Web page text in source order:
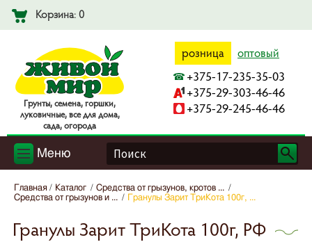
Корзина: 0
Гpyнты, ceмeнa, гopшки,
лyкoвичныe, вce для дoмa,
caдa, oгopoдa
розница оптовый
+375-17-235-35-03
+375-29-303-46-46
+375-29-245-46-46
Меню
Главная Каталог
Средства от грызунов, кротов ...
Средства от грызунов и ...
Гранулы Зарит ТриКота 100г, ...
Гранулы Зарит ТриКота 100г, РФ